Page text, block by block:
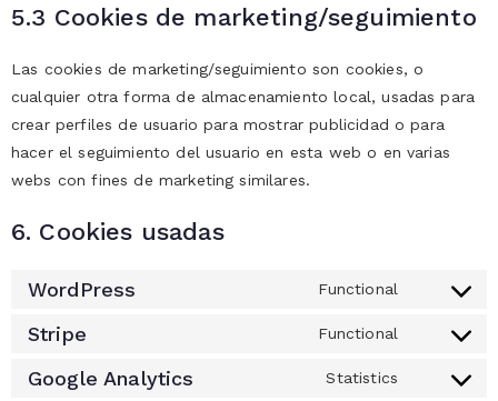
5.3 Cookies de marketing/seguimiento
Las cookies de marketing/seguimiento son cookies, o
cualquier otra forma de almacenamiento local, usadas para
crear perfiles de usuario para mostrar publicidad o para
hacer el seguimiento del usuario en esta web o en varias
webs con fines de marketing similares.
6. Cookies usadas
WordPress Functional
Stripe Functional
Google Analytics Statistics